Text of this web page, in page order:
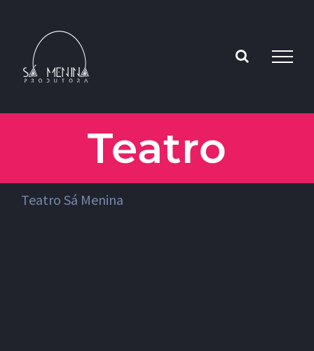
content
Teatro
Teatro Sá Menina